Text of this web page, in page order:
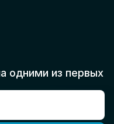
одними из первых